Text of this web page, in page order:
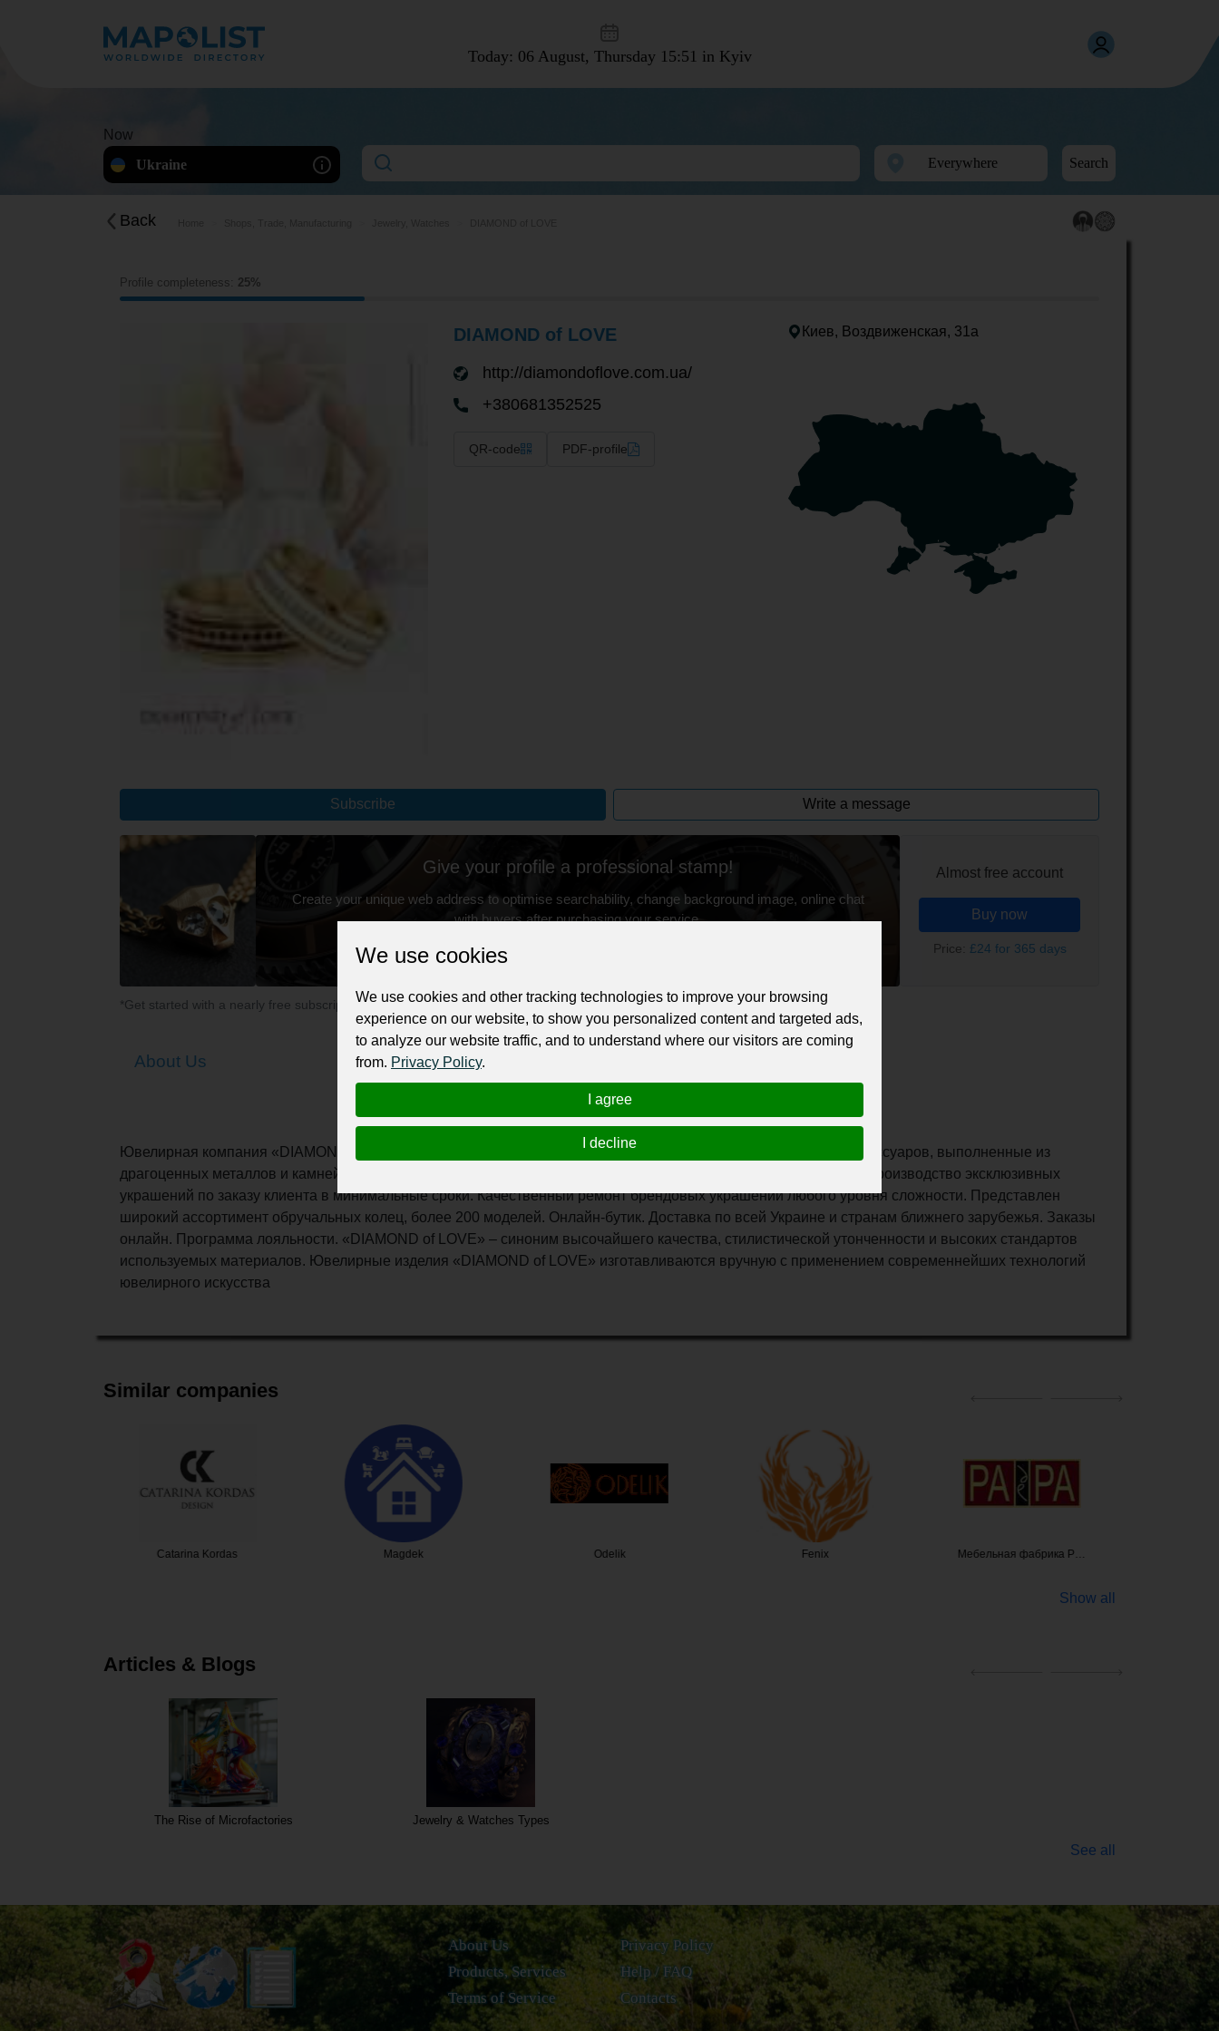
Today: 06 August, Thursday 15:51 in Kyiv
Now
Ukraine
Search
Back
Profile completeness: 25%
DIAMOND of LOVE
http://diamondoflove.com.ua/
+380681352525
QR-code PDF-profile
Киев, Воздвиженская, 31а
Subscribe Write a message
Give your profile a professional stamp!
Create your unique web address to optimise searchability, change background image, online chat
with buyers after purchasing your service.
Change the URL
Almost free account
Buy now
Price: £24 for 365 days
*Get started with a nearly free subscription for your professional business or personal profile for just £24 for 12 months.
About Us
Ювелирная компания «DIAMOND of LOVE», представляет изысканные коллекции свадебных украшений и аксессуаров, выполненные из
драгоценных металлов и камней. Производство и сервисное обслуживание украшений «DIAMOND of LOVE». Производство эксклюзивных
украшений по заказу клиента в минимальные сроки. Качественный ремонт брендовых украшений любого уровня сложности. Представлен
широкий ассортимент обручальных колец, более 200 моделей. Онлайн-бутик. Доставка по всей Украине и странам ближнего зарубежья. Заказы
онлайн. Программа лояльности. «DIAMOND of LOVE» – синоним высочайшего качества, стилистической утонченности и высоких стандартов
используемых материалов. Ювелирные изделия «DIAMOND of LOVE» изготавливаются вручную с применением современнейших технологий
ювелирного искусства
Similar companies
Catarina Kordas Magdek Odelik Fenix Мебельная фабрика Р…
Show all
Articles & Blogs
The Rise of Microfactories Jewelry & Watches Types
See all
About Us
Products, Services
Terms of Service
Privacy Policy
Help / FAQ
Contacts
We use cookies
We use cookies and other tracking technologies to improve your browsing
experience on our website, to show you personalized content and targeted ads,
to analyze our website traffic, and to understand where our visitors are coming
from. Privacy Policy.
I agree
I decline